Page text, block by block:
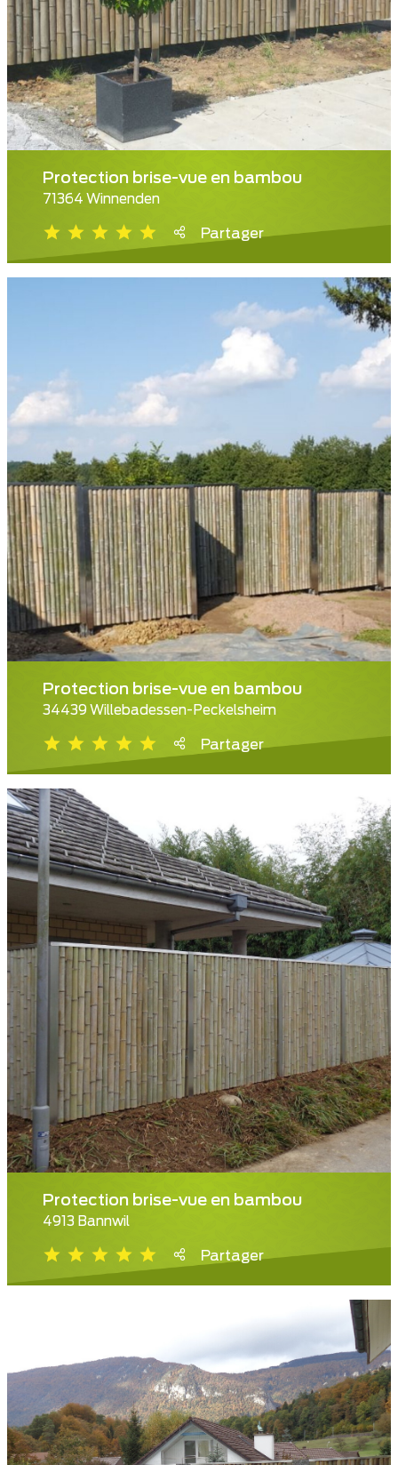
Protection brise-vue en bambou
71364 Winnenden
Partager
Protection brise-vue en bambou
34439 Willebadessen-Peckelsheim
Partager
Protection brise-vue en bambou
4913 Bannwil
Partager